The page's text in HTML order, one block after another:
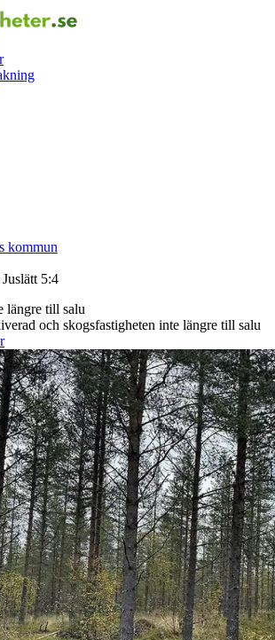
kommun
5:4
längre till salu
och skogsfastigheten inte längre till salu